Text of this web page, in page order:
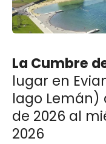
La Cumbre
lugar en
lago Lemán)
de 2026 al
2026